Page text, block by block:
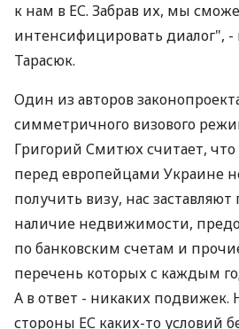
к нам в ЕС. Забрав их, мы
интенсифицировать диалог", -
Тарасюк.
Один из авторов
симметричного визового
Григорий Смитюх считает,
перед европейцами Украине
получить визу, нас
наличие недвижимости,
по банковским счетам и
перечень которых с каждым
А в ответ - никаких подвижек.
стороны ЕС каких-то условий